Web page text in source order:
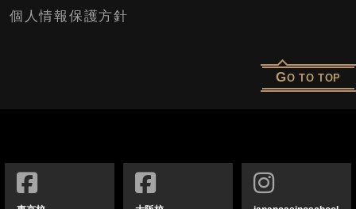
個人情報保護方針
GO TO TOP